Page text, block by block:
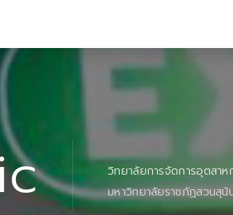
วิทยาลัยการจัดการอุตสาห
มหาวิทยาลัยราชภัฏสวนสุนั